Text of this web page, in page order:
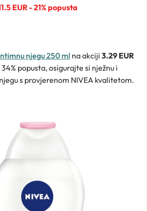
EUR - 21% popusta
njegu 250 ml na akciji 3.29 EUR
34% popusta, osigurajte si nježnu i
s provjerenom NIVEA kvalitetom.